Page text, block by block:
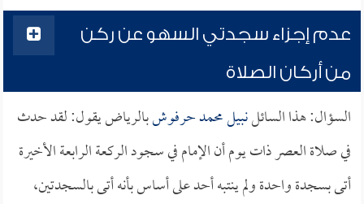
عدم إجزاء سجدتي السهو عن ركن
من أركان الصلاة
السؤال: هذا السائلنبيل محمد حرفوشبالرياض يقول: لقد حدث
في صلاة العصر ذات يوم أن الإمام في سجود الركعة الرابعة الأخيرة
أتى بسجدة واحدة ولم ينتبه أحد على أساس بأنه أتى بالسجدتين،